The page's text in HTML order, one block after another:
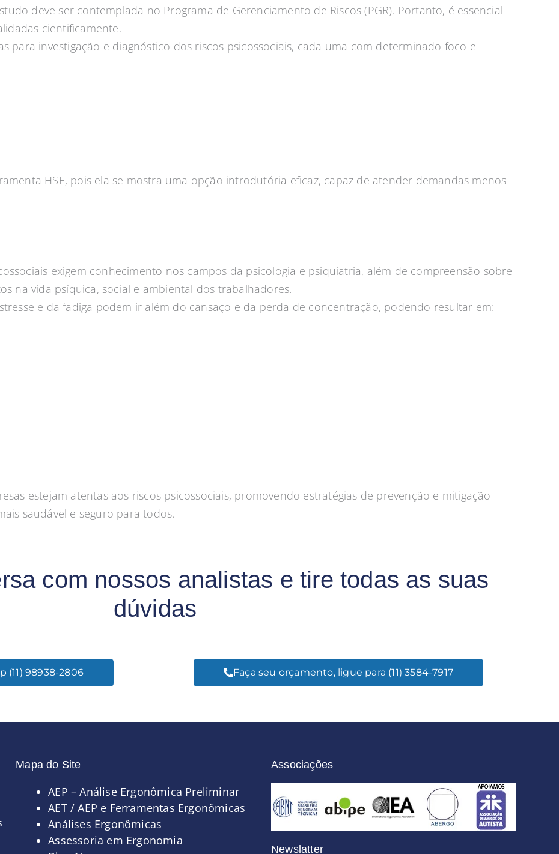
deve ser contemplada no Programa de Gerenciamento de Riscos (PGR). Portanto, é essencial
cientificamente.
para investigação e diagnóstico dos riscos psicossociais, cada uma com determinado foco e
HSE, pois ela se mostra uma opção introdutória eficaz, capaz de atender demandas menos
exigem conhecimento nos campos da psicologia e psiquiatria, além de compreensão sobre
na vida psíquica, social e ambiental dos trabalhadores.
e da fadiga podem ir além do cansaço e da perda de concentração, podendo resultar em:
estejam atentas aos riscos psicossociais, promovendo estratégias de prevenção e mitigação
saudável e seguro para todos.
com nossos analistas e tire todas as suas
dúvidas
98938-2806 Faça seu orçamento, ligue para (11) 3584-7917
Mapa do Site
AEP – Análise Ergonômica Preliminar
AET / AEP e Ferramentas Ergonômicas
Análises Ergonômicas
Assessoria em Ergonomia
Associações
Newslatter